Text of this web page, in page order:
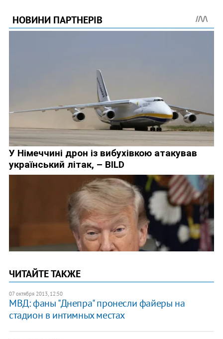
ЧИТАЙТЕ ТАКЖЕ
07 октября 2013, 12:50
МВД: фаны "Днепра" пронесли файеры на
стадион в интимных местах